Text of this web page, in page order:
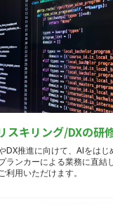
スキリング/DXの研
DX推進に向けて、AIをは
ランカーによる業務に直結
利用いただけます。